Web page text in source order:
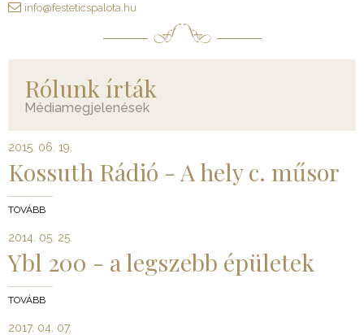
info@festeticspalota.hu
Rólunk írták
Médiamegjelenések
2015. 06. 19.
Kossuth Rádió - A hely c. műsor
TOVÁBB
2014. 05. 25.
Ybl 200 - a legszebb épületek
TOVÁBB
2017. 04. 07.